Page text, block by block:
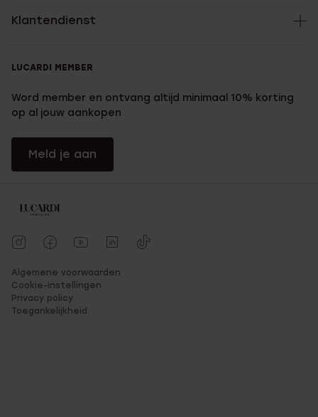
Klantendienst
LUCARDI MEMBER
Word member en ontvang altijd minimaal 10% korting
op al jouw aankopen
Meld je aan
Algemene voorwaarden
Cookie-instellingen
Privacy policy
Toegankelijkheid